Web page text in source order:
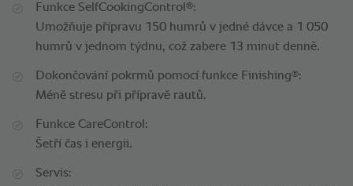
Funkce SelfCookingControl ®:
Umožňuje přípravu 150 humrů v jedné dávce a 1 050
humrů v jednom týdnu, což zabere 13 minut denně.
Dokončování pokrmů pomocí funkce Finishing®:
Méně stresu při přípravě rautů.
Funkce CareControl:
Šetří čas i energii.
Servis: